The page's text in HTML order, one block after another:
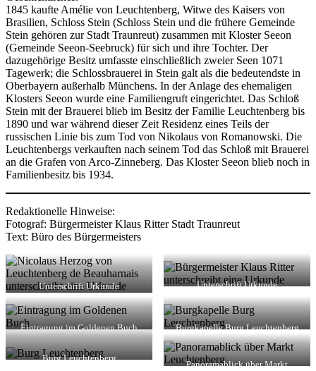
1845 kaufte Amélie von Leuchtenberg, Witwe des Kaisers von
Brasilien, Schloss Stein (Schloss Stein und die frühere Gemeinde
Stein gehören zur Stadt Traunreut) zusammen mit Kloster Seeon
(Gemeinde Seeon-Seebruck) für sich und ihre Tochter. Der
dazugehörige Besitz umfasste einschließlich zweier Seen 1071
Tagewerk; die Schlossbrauerei in Stein galt als die bedeutendste in
Oberbayern außerhalb Münchens. In der Anlage des ehemaligen
Klosters Seeon wurde eine Familiengruft eingerichtet. Das Schloß
Stein mit der Brauerei blieb im Besitz der Familie Leuchtenberg bis
1890 und war während dieser Zeit Residenz eines Teils der
russischen Linie bis zum Tod von Nikolaus von Romanowski. Die
Leuchtenbergs verkauften nach seinem Tod das Schloß mit Brauerei
an die Grafen von Arco-Zinneberg. Das Kloster Seeon blieb noch in
Familienbesitz bis 1934.
Redaktionelle Hinweise:
Fotograf: Bürgermeister Klaus Ritter Stadt Traunreut
Text: Büro des Bürgermeisters
Unterschrift Urkunde
Ortsfreundschaft seiner
Durchlaucht Nicolaus Herzog von
Leuchtenberg de Beauharnais
Unterschrift Urkunde
Klaus Ritter
Eintragung im Goldenen Buch
anlässlich des Festakts zur
Gründung des Freundeskreises
Leuchtenberg e.V
Burgkapelle Burg Leuchtenberg
Burg Leuchtenberg
Panoramablick über Markt